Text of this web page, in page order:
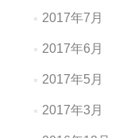
2017年7月
2017年6月
2017年5月
2017年3月